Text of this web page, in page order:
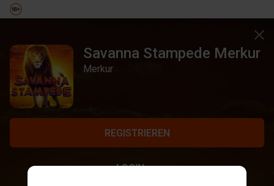
Savanna Stampede Merkur
Merkur
REGISTRIEREN
LOGIN